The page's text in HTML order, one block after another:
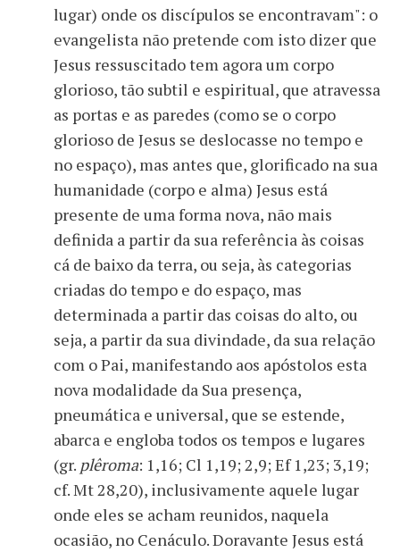
lugar) onde os discípulos se encontravam": o
evangelista não pretende com isto dizer que
Jesus ressuscitado tem agora um corpo
glorioso, tão subtil e espiritual, que atravessa
as portas e as paredes (como se o corpo
glorioso de Jesus se deslocasse no tempo e
no espaço), mas antes que, glorificado na sua
humanidade (corpo e alma) Jesus está
presente de uma forma nova, não mais
definida a partir da sua referência às coisas
cá de baixo da terra, ou seja, às categorias
criadas do tempo e do espaço, mas
determinada a partir das coisas do alto, ou
seja, a partir da sua divindade, da sua relação
com o Pai, manifestando aos apóstolos esta
nova modalidade da Sua presença,
pneumática e universal, que se estende,
abarca e engloba todos os tempos e lugares
(gr. plêroma: 1,16; Cl 1,19; 2,9; Ef 1,23; 3,19;
cf. Mt 28,20), inclusivamente aquele lugar
onde eles se acham reunidos, naquela
ocasião, no Cenáculo. Doravante Jesus está